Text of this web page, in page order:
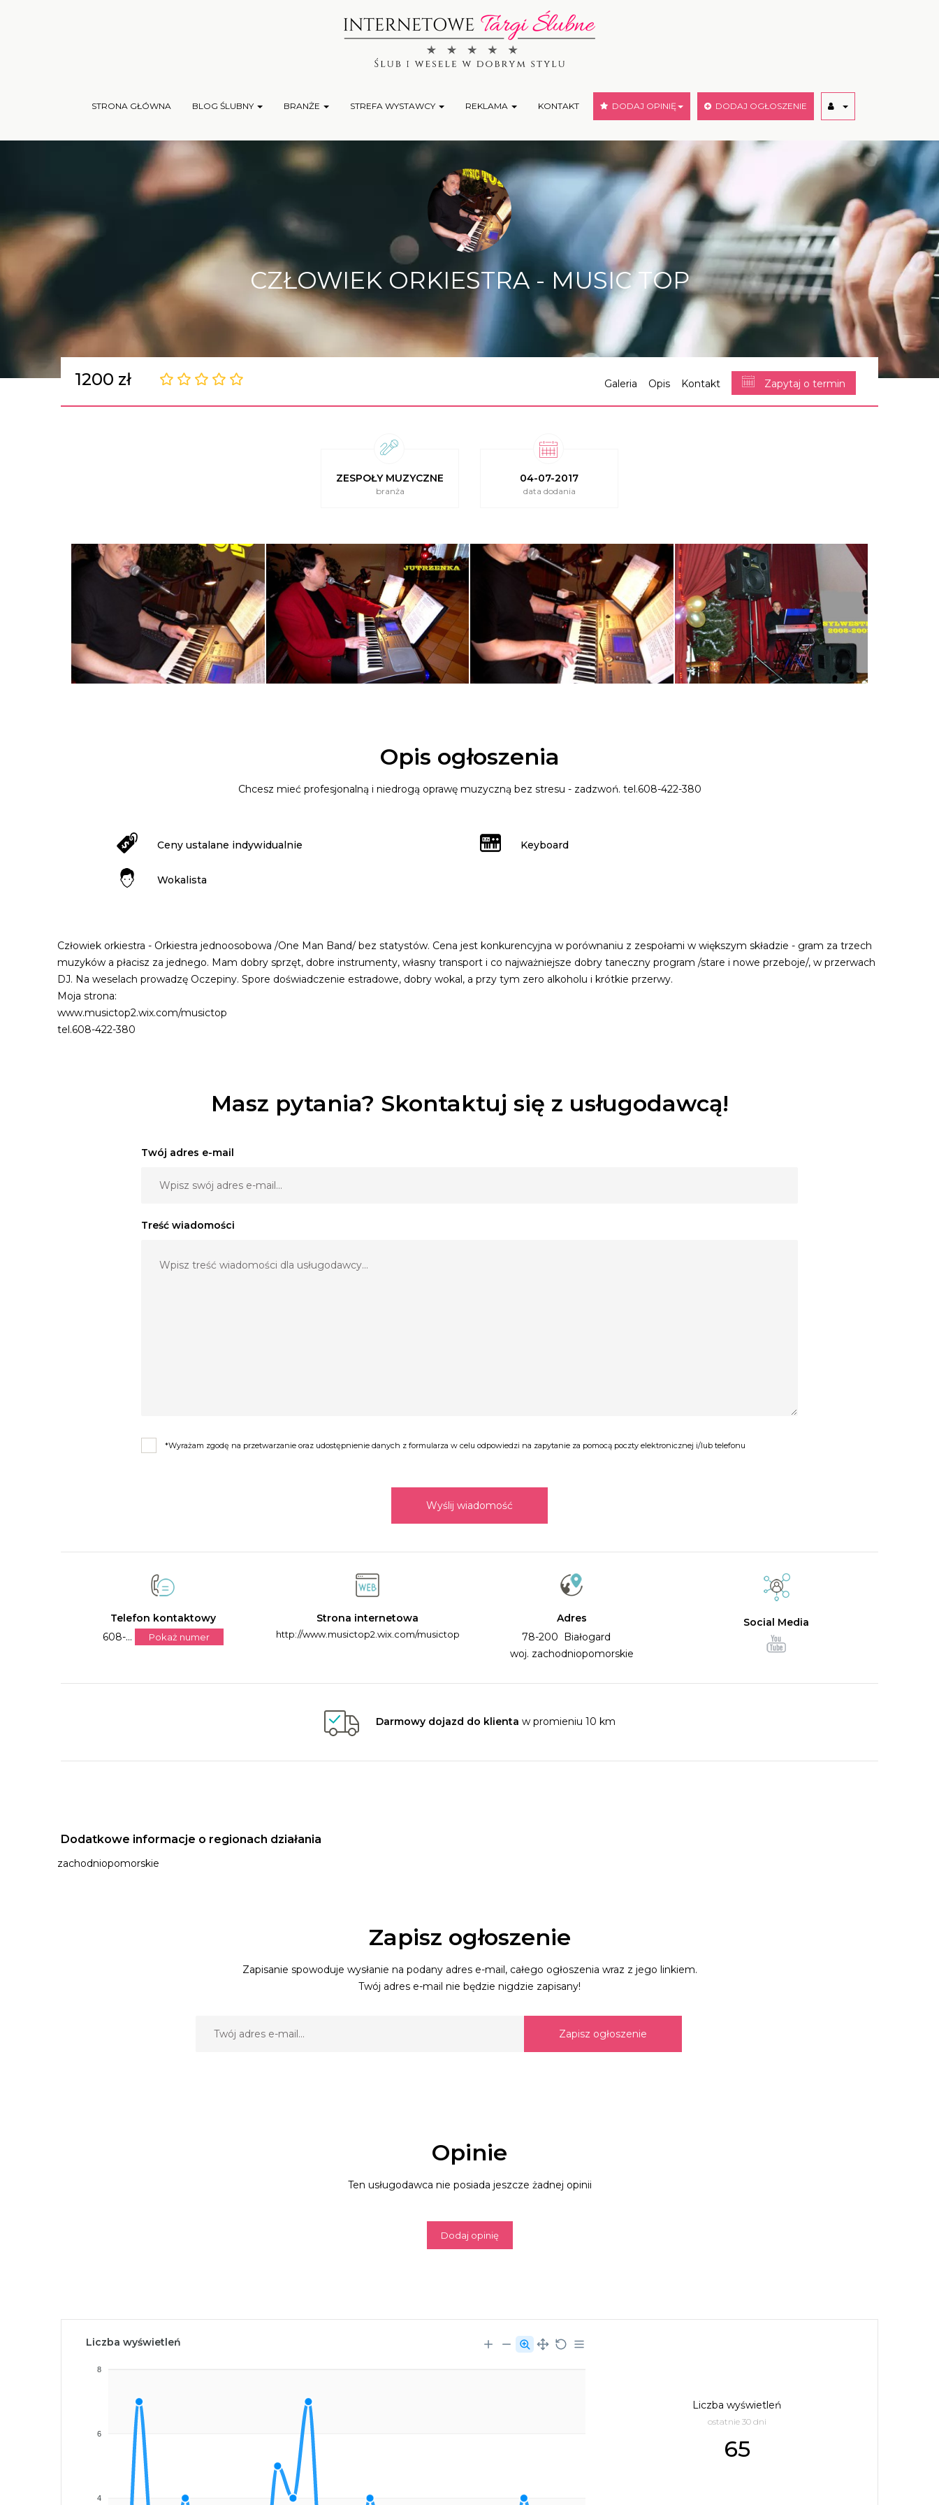
STRONA GŁÓWNA BLOG ŚLUBNY BRANŻE STREFA WYSTAWCY REKLAMA KONTAKT DODAJ OPINIĘ DODAJ OGŁOSZENIE
CZŁOWIEK ORKIESTRA - MUSIC TOP
1200 zł Galeria Opis Kontakt Zapytaj o termin
ZESPOŁY MUZYCZNE
branża
04-07-2017
data dodania
Opis ogłoszenia
Chcesz mieć profesjonalną i niedrogą oprawę muzyczną bez stresu - zadzwoń. tel.608-422-380
Ceny ustalane indywidualnie Keyboard
Wokalista
Człowiek orkiestra - Orkiestra jednoosobowa /One Man Band/ bez statystów. Cena jest konkurencyjna w porównaniu z zespołami w większym składzie - gram za trzech
muzyków a płacisz za jednego. Mam dobry sprzęt, dobre instrumenty, własny transport i co najważniejsze dobry taneczny program /stare i nowe przeboje/, w przerwach
DJ. Na weselach prowadzę Oczepiny. Spore doświadczenie estradowe, dobry wokal, a przy tym zero alkoholu i krótkie przerwy.
Moja strona:
www.musictop2.wix.com/musictop
tel.608-422-380
Masz pytania? Skontaktuj się z usługodawcą!
Twój adres e-mail
Treść wiadomości
*Wyrażam zgodę na przetwarzanie oraz udostępnienie danych z formularza w celu odpowiedzi na zapytanie za pomocą poczty elektronicznej i/lub telefonu
Wyślij wiadomość
Telefon kontaktowy
608-...
Pokaż numer
Strona internetowa
http://www.musictop2.wix.com/musictop
Adres
78-200 Białogard
woj. zachodniopomorskie
Social Media
Darmowy dojazd do klienta w promieniu 10 km
Dodatkowe informacje o regionach działania
zachodniopomorskie
Zapisz ogłoszenie
Zapisanie spowoduje wysłanie na podany adres e-mail, całego ogłoszenia wraz z jego linkiem.
Twój adres e-mail nie będzie nigdzie zapisany!
Zapisz ogłoszenie
Opinie
Ten usługodawca nie posiada jeszcze żadnej opinii
Dodaj opinię
Liczba wyświetleń
8
6
4
Liczba wyświetleń
ostatnie 30 dni
65